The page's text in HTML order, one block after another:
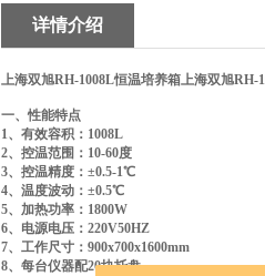
详情介绍
上海双旭RH-1008L恒温培养箱上海双旭RH-
一、性能特点
1、 有效容积：1008L
2、 控温范围：10-60度
3、 控温精度：±0.5-1℃
4、 温度波动：±0.5℃
5、 加热功率：1800W
6、 电源电压：220V50HZ
7、 工作尺寸：900x700x1600mm
8、 每台仪器配20块托盘